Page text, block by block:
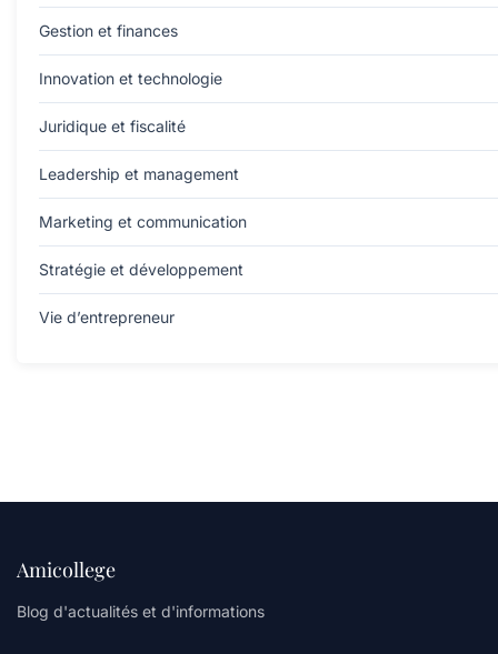
Gestion et finances
Innovation et technologie
Juridique et fiscalité
Leadership et management
Marketing et communication
Stratégie et développement
Vie d’entrepreneur
Amicollege
Blog d'actualités et d'informations